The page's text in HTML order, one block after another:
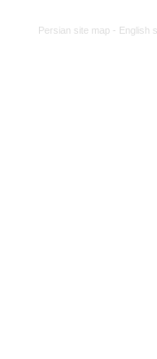
Persian site map - English